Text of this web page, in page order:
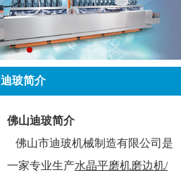
迪玻简介
佛山迪玻简介
佛山市迪玻机械制造有限公司是
一家专业生产水晶平磨机磨边机/